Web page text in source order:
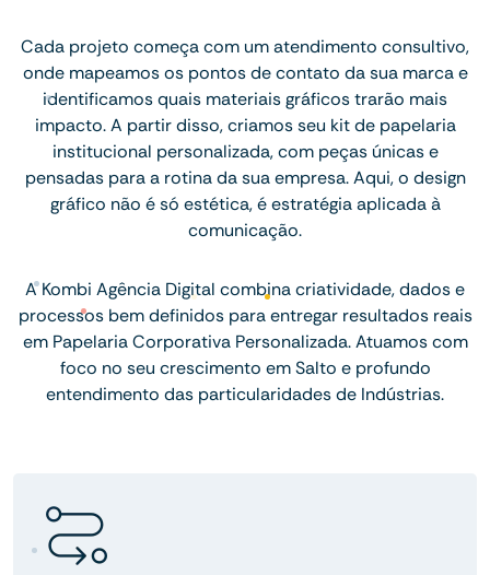
Cada projeto começa com um atendimento consultivo,
onde mapeamos os pontos de contato da sua marca e
identificamos quais materiais gráficos trarão mais
impacto. A partir disso, criamos seu kit de papelaria
institucional personalizada, com peças únicas e
pensadas para a rotina da sua empresa. Aqui, o design
gráfico não é só estética, é estratégia aplicada à
comunicação.
A Kombi Agência Digital combina criatividade, dados e
processos bem definidos para entregar resultados reais
em Papelaria Corporativa Personalizada. Atuamos com
foco no seu crescimento em Salto e profundo
entendimento das particularidades de Indústrias.